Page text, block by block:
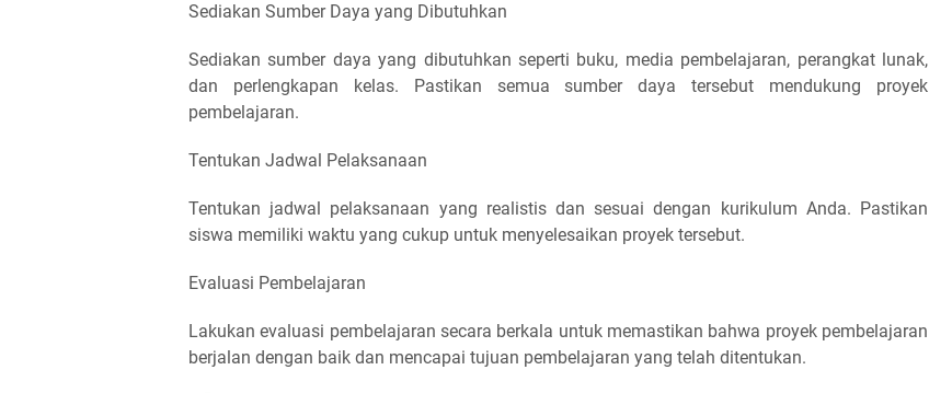
Sediakan Sumber Daya yang Dibutuhkan
Sediakan sumber daya yang dibutuhkan seperti buku, media pembelajaran, perangkat lunak,
dan perlengkapan kelas. Pastikan semua sumber daya tersebut mendukung proyek
pembelajaran.
Tentukan Jadwal Pelaksanaan
Tentukan jadwal pelaksanaan yang realistis dan sesuai dengan kurikulum Anda. Pastikan
siswa memiliki waktu yang cukup untuk menyelesaikan proyek tersebut.
Evaluasi Pembelajaran
Lakukan evaluasi pembelajaran secara berkala untuk memastikan bahwa proyek pembelajaran
berjalan dengan baik dan mencapai tujuan pembelajaran yang telah ditentukan.